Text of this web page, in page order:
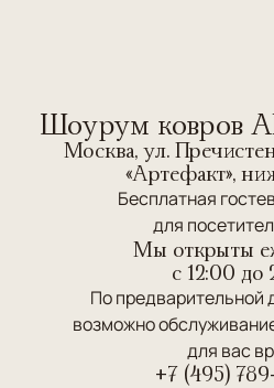
Шоурум ковров
Москва, ул.
«Артефакт»,
Бесплатная
для
Мы открыты
c 12:00 до
По предварительной
возможно
для вас
+7 (495)